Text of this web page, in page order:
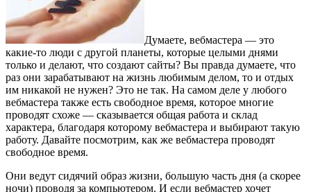
Думаете, вебмастера — это
какие-то люди с другой планеты, которые целыми днями
только и делают, что создают сайты? Вы правда думаете, что
раз они зарабатывают на жизнь любимым делом, то и отдых
им никакой не нужен? Это не так. На самом деле у любого
вебмастера также есть свободное время, которое многие
проводят схоже — сказывается общая работа и склад
характера, благодаря которому вебмастера и выбирают такую
работу. Давайте посмотрим, как же вебмастера проводят
свободное время.
Они ведут сидячий образ жизни, большую часть дня (а скорее
ночи) проводя за компьютером. И если вебмастер хочет